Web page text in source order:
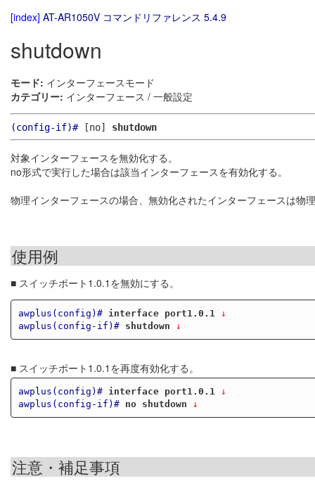
[index] AT-AR1050V コマンドリファレンス 5.4.9
shutdown
モード: インターフェースモード
カテゴリー: インターフェース / 一般設定
(config-if)#[no] shutdown
対象インターフェースを無効化する。
no形式で実行した場合は該当インターフェースを有効化する。
物理インターフェースの場合、無効化されたインターフェースは物
使用例
■ スイッチポート1.0.1を無効にする。
awplus(config)# interface port1.0.1
↓
awplus(config-if)#
shutdown ↓
■ スイッチポート1.0.1を再度有効化する。
awplus(config)# interface port1.0.1
↓
awplus(config-if)#
no shutdown ↓
注意・補足事項